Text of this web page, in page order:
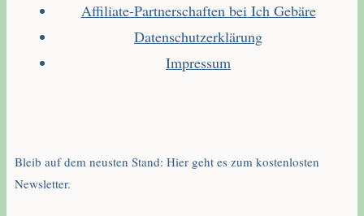
Affiliate-Partnerschaften bei Ich Gebäre
Datenschutzerklärung
Impressum
Bleib auf dem neusten Stand: Hier geht es zum kostenlosten
Newsletter.